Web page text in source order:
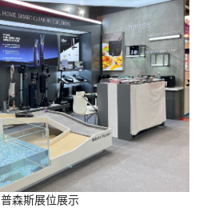
普森斯展位展示